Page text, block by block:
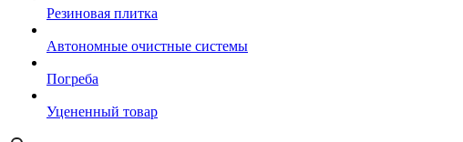
Резиновая плитка
Автономные очистные системы
Погреба
Уцененный товар